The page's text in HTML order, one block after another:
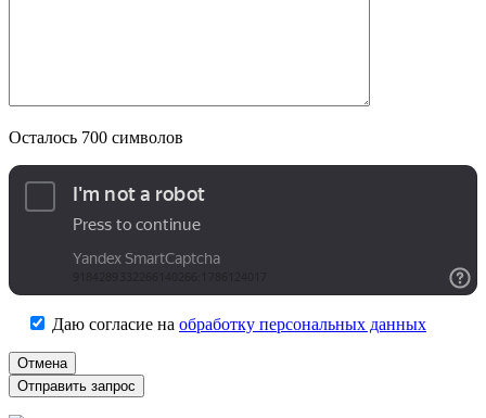
Осталось 700 символов
Даю согласие на обработку персональных данных
Отмена